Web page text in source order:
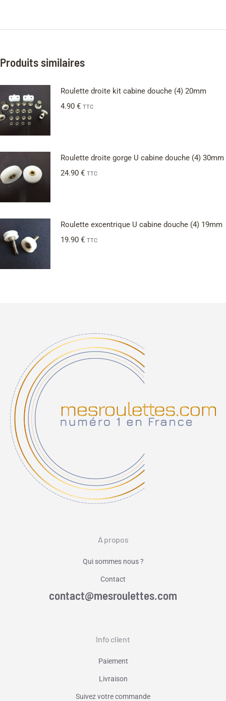
Produits similaires
Roulette droite kit cabine douche (4) 20mm
4.90 € TTC
Roulette droite gorge U cabine douche (4) 30mm
24.90 € TTC
Roulette excentrique U cabine douche (4) 19mm
19.90 € TTC
A propos
Qui sommes nous ?
Contact
contact@mesroulettes.com
Info client
Paiement
Livraison
Suivez votre commande